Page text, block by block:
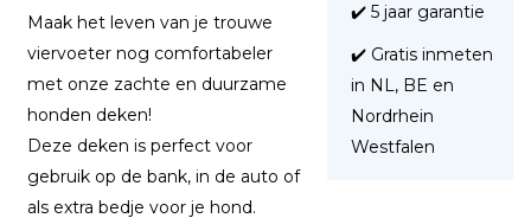
Maak het leven van je trouwe
viervoeter nog comfortabeler
met onze zachte en duurzame
honden deken!
Deze deken is perfect voor
gebruik op de bank, in de auto of
als extra bedje voor je hond.
✔️ 5 jaar garantie
✔️ Gratis inmeten
in NL, BE en
Nordrhein
Westfalen